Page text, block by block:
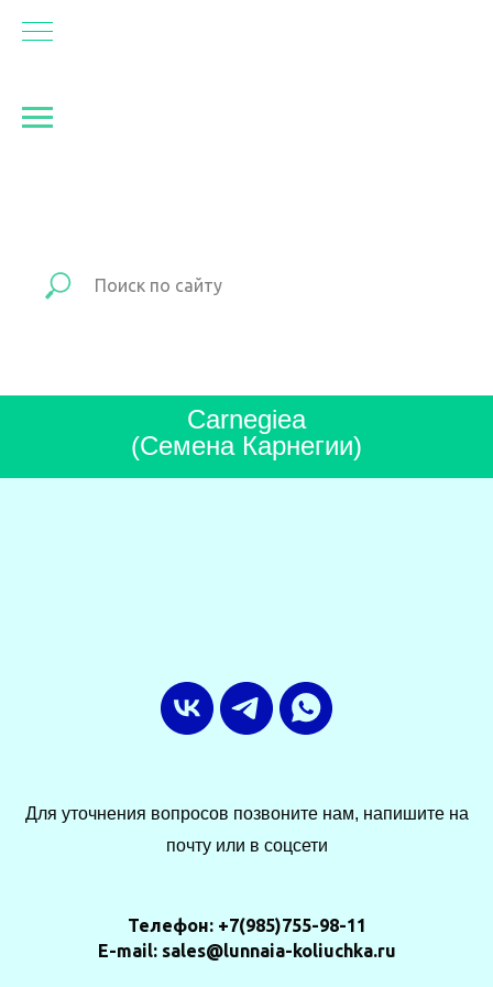
Carnegiea
(Семена Карнегии)
Для уточнения вопросов позвоните нам, напишите на
почту или в соцсети
Телефон: +7(985)755-98-11
E-mail: sales@lunnaia-koliuchka.ru